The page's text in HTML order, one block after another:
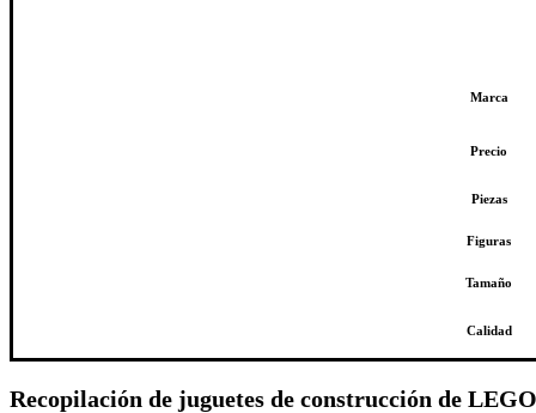
Marca
Precio
Piezas
Figuras
Tamaño
Calidad
Recopilación de juguetes de construcción de